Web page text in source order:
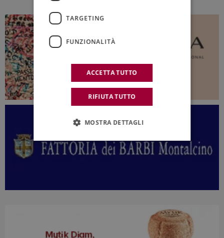
TARGETING
FUNZIONALITÀ
ACCETTA TUTTO
RIFIUTA TUTTO
MOSTRA DETTAGLI